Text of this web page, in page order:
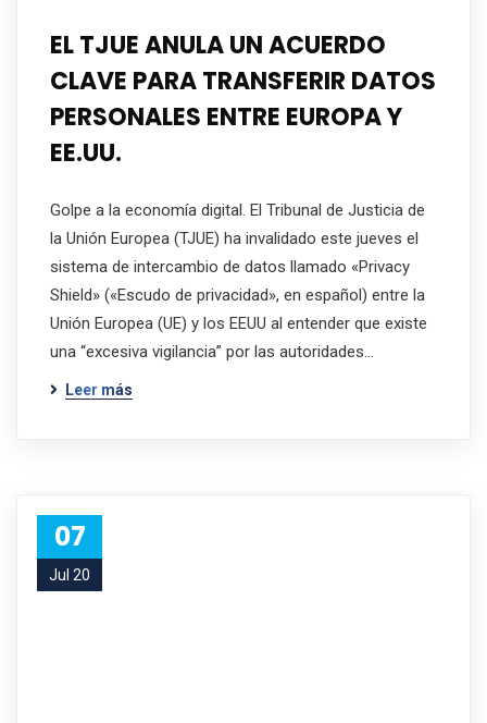
EL TJUE ANULA UN ACUERDO
CLAVE PARA TRANSFERIR DATOS
PERSONALES ENTRE EUROPA Y
EE.UU.
Golpe a la economía digital. El Tribunal de Justicia de
la Unión Europea (TJUE) ha invalidado este jueves el
sistema de intercambio de datos llamado «Privacy
Shield» («Escudo de privacidad», en español) entre la
Unión Europea (UE) y los EEUU al entender que existe
una “excesiva vigilancia” por las autoridades…
Leer más
07
Jul 20